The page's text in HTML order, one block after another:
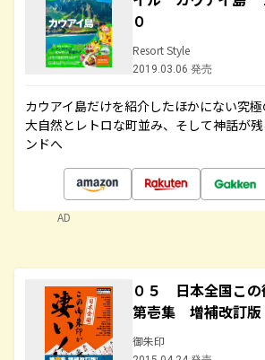
０
Resort Style
2019.03.06 発売
カウアイ島だけを紹介したほかにない究
大自然とレトロな町並み、そして神話が
ンドへ
AD
０５ 日本全国こ
第壱集 増補改訂版
御朱印